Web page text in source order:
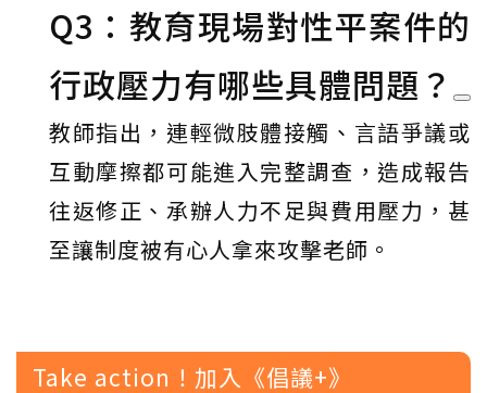
Q3：教育現場對性平案件的
行政壓力有哪些具體問題？
教師指出，連輕微肢體接觸、言語爭議或
互動摩擦都可能進入完整調查，造成報告
往返修正、承辦人力不足與費用壓力，甚
至讓制度被有心人拿來攻擊老師。
Take action！加入《倡議+》